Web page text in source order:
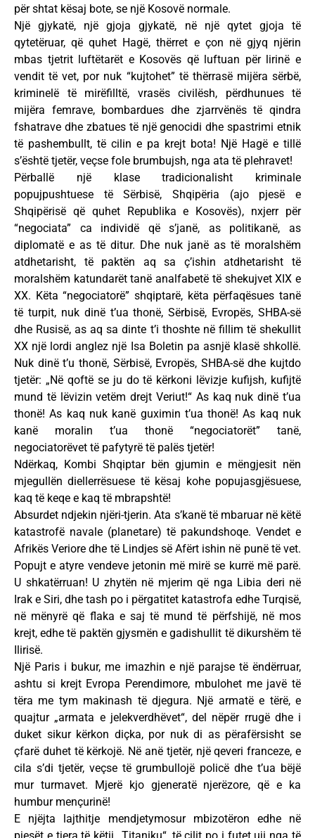
për shtat kësaj bote, se një Kosovë normale.
Një gjykatë, një gjoja gjykatë, në një qytet gjoja të
qytetëruar, që quhet Hagë, thërret e çon në gjyq njërin
mbas tjetrit luftëtarët e Kosovës që luftuan për lirinë e
vendit të vet, por nuk “kujtohet” të thërrasë mijëra sërbë,
kriminelë të mirëfilltë, vrasës civilësh, përdhunues të
mijëra femrave, bombardues dhe zjarrvënës të qindra
fshatrave dhe zbatues të një genocidi dhe spastrimi etnik
të pashembullt, të cilin e pa krejt bota! Një Hagë e tillë
s’është tjetër, veçse fole brumbujsh, nga ata të plehravet!
Përballë një klase tradicionalisht kriminale
popujpushtuese të Sërbisë, Shqipëria (ajo pjesë e
Shqipërisë që quhet Republika e Kosovës), nxjerr për
“negociata” ca individë që s’janë, as politikanë, as
diplomatë e as të ditur. Dhe nuk janë as të moralshëm
atdhetarisht, të paktën aq sa ç’ishin atdhetarisht të
moralshëm katundarët tanë analfabetë të shekujvet XIX e
XX. Këta “negociatorë” shqiptarë, këta përfaqësues tanë
të turpit, nuk dinë t’ua thonë, Sërbisë, Evropës, SHBA-së
dhe Rusisë, as aq sa dinte t’i thoshte në fillim të shekullit
XX një lordi anglez një Isa Boletin pa asnjë klasë shkollë.
Nuk dinë t’u thonë, Sërbisë, Evropës, SHBA-së dhe kujtdo
tjetër: „Në qoftë se ju do të kërkoni lëvizje kufijsh, kufijtë
mund të lëvizin vetëm drejt Veriut!“ As kaq nuk dinë t’ua
thonë! As kaq nuk kanë guximin t’ua thonë! As kaq nuk
kanë moralin t’ua thonë “negociatorët” tanë,
negociatorëvet të pafytyrë të palës tjetër!
Ndërkaq, Kombi Shqiptar bën gjumin e mëngjesit nën
mjegullën diellerrësuese të kësaj kohe popujasgjësuese,
kaq të keqe e kaq të mbrapshtë!
Absurdet ndjekin njëri-tjerin. Ata s’kanë të mbaruar në këtë
katastrofë navale (planetare) të pakundshoqe. Vendet e
Afrikës Veriore dhe të Lindjes së Afërt ishin në punë të vet.
Popujt e atyre vendeve jetonin më mirë se kurrë më parë.
U shkatërruan! U zhytën në mjerim që nga Libia deri në
Irak e Siri, dhe tash po i përgatitet katastrofa edhe Turqisë,
në mënyrë që flaka e saj të mund të përfshijë, në mos
krejt, edhe të paktën gjysmën e gadishullit të dikurshëm të
Ilirisë.
Një Paris i bukur, me imazhin e një parajse të ëndërruar,
ashtu si krejt Evropa Perendimore, mbulohet me javë të
tëra me tym makinash të djegura. Një armatë e tërë, e
quajtur „armata e jelekverdhëvet“, del nëpër rrugë dhe i
duket sikur kërkon diçka, por nuk di as përafërsisht se
çfarë duhet të kërkojë. Në anë tjetër, një qeveri franceze, e
cila s’di tjetër, veçse të grumbullojë policë dhe t’ua bëjë
mur turmavet. Mjerë kjo gjeneratë njerëzore, që e ka
humbur mençurinë!
E njëjta lajthitje mendjetymosur mbizotëron edhe në